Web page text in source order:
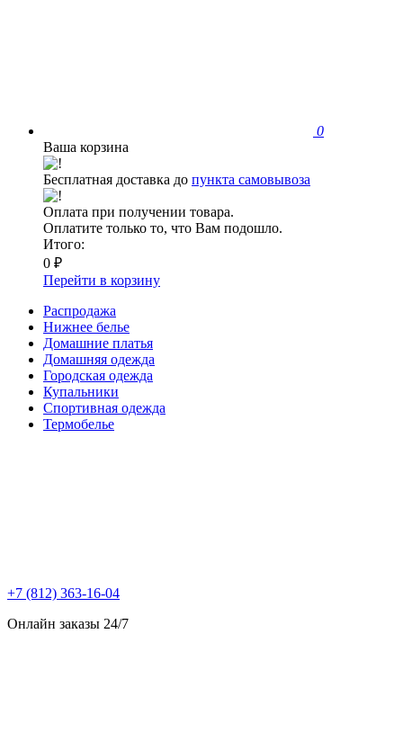
0
Ваша корзина
Бесплатная доставка до пункта самовывоза
Оплата при получении товара.
Оплатите только то, что Вам подошло.
Итого:
0 ₽
Перейти в корзину
Распродажа
Нижнее белье
Домашние платья
Домашняя одежда
Городская одежда
Купальники
Спортивная одежда
Термобелье
+7 (812) 363-16-04
Онлайн заказы 24/7